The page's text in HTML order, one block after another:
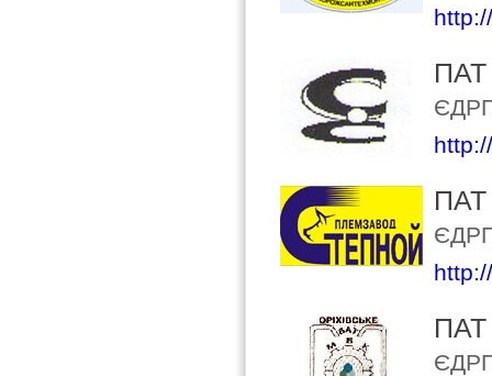
ПАТ
ПАТ
ПАТ